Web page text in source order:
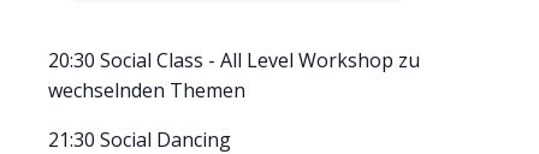
20:30 Social Class - All Level Workshop zu
wechselnden Themen
21:30 Social Dancing